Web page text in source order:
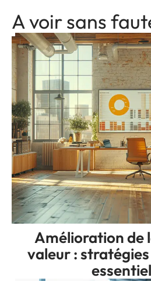
A voir sans
Amélioration de
valeur :